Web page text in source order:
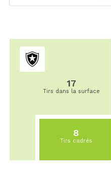
17
Tirs dans la surface
8
Tirs cadrés